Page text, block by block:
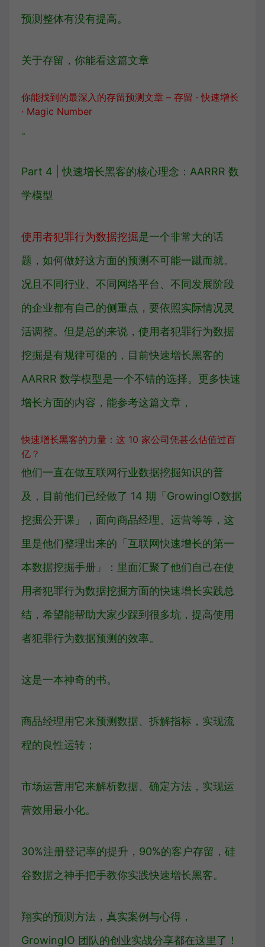
预测整体有没有提高。
关于存留，你能看这篇文章
你能找到的最深入的存留预测文章 – 存留 · 快速增长
· Magic Number
。
Part 4 | 快速增长黑客的核心理念：AARRR 数
学模型
使用者犯罪行为数据挖掘是一个非常大的话
题，如何做好这方面的预测不可能一蹴而就。
况且不同行业、不同网络平台、不同发展阶段
的企业都有自己的侧重点，要依照实际情况灵
活调整。但是总的来说，使用者犯罪行为数据
挖掘是有规律可循的，目前快速增长黑客的
AARRR 数学模型是一个不错的选择。更多快速
增长方面的内容，能参考这篇文章，
快速增长黑客的力量：这 10 家公司凭甚么估值过百
亿？
他们一直在做互联网行业数据挖掘知识的普
及，目前他们已经做了 14 期「GrowingIO数据
挖掘公开课」，面向商品经理、运营等等，这
里是他们整理出来的「互联网快速增长的第一
本数据挖掘手册」：里面汇聚了他们自己在使
用者犯罪行为数据挖掘方面的快速增长实践总
结，希望能帮助大家少踩到很多坑，提高使用
者犯罪行为数据预测的效率。
这是一本神奇的书。
商品经理用它来预测数据、拆解指标，实现流
程的良性运转；
市场运营用它来解析数据、确定方法，实现运
营效用最小化。
30%注册登记率的提升，90%的客户存留，硅
谷数据之神手把手教你实践快速增长黑客。
翔实的预测方法，真实案例与心得，
GrowingIO 团队的创业实战分享都在这里了！